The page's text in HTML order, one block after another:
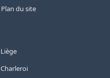
Plan du site
Liège
Charleroi